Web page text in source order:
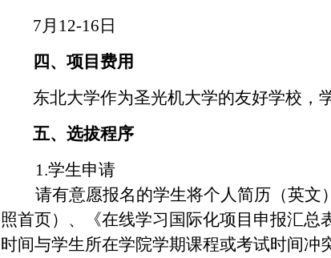
7月 12-16 日
四、项目费用
东北大学作为圣光机大学的友好学校，
五、选拔程序
1.学生申请
请有意愿报名的学生将个人简历（英
照首页）、《在线学习国际化项目申报汇总
时间与学生所在学院学期课程或考试时间冲